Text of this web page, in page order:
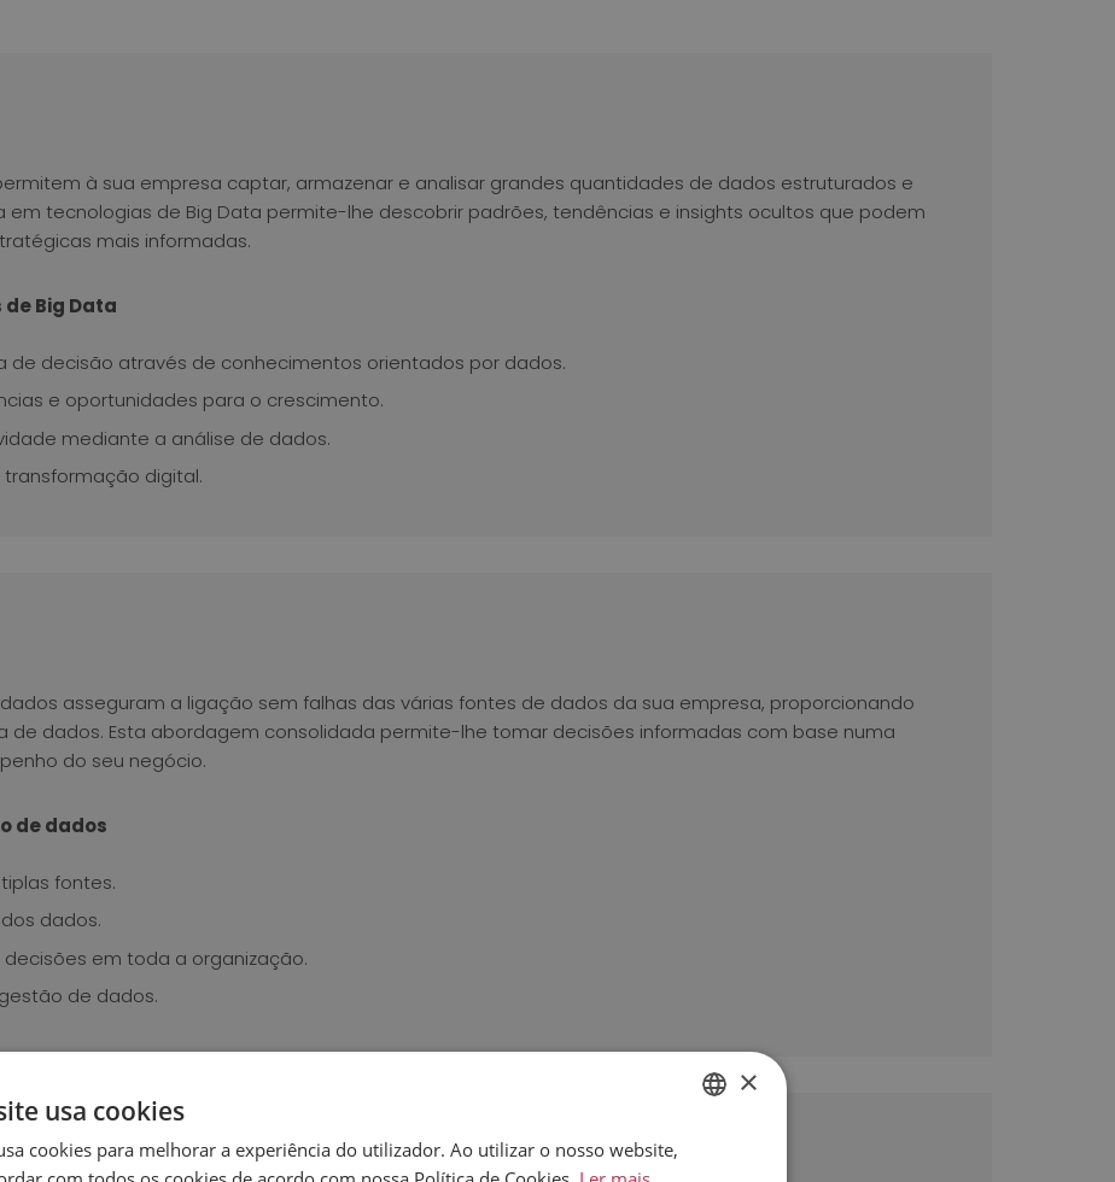
à sua empresa captar, armazenar e analisar grandes quantidades de dados estruturados e
em tecnologias de Big Data permite-lhe descobrir padrões, tendências e insights ocultos que podem
mais informadas.
Big Data
de decisão através de conhecimentos orientados por dados.
e oportunidades para o crescimento.
mediante a análise de dados.
digital.
asseguram a ligação sem falhas das várias fontes de dados da sua empresa, proporcionando
de dados. Esta abordagem consolidada permite-lhe tomar decisões informadas com base numa
do seu negócio.
de dados
fontes.
dados.
em toda a organização.
de dados.
ENGLISH
×
usa cookies
cookies para melhorar a experiência do utilizador. Ao utilizar o nosso website,